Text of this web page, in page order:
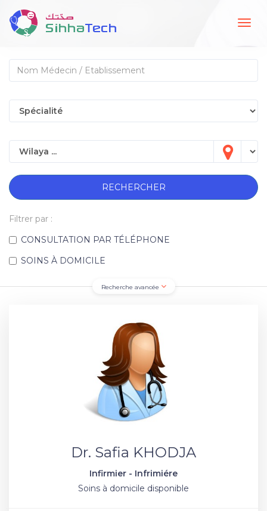
RECHERCHER
Filtrer par :
CONSULTATION PAR TÉLÉPHONE
SOINS À DOMICILE
Recherche avancée
Dr. Safia KHODJA
Infirmier - Infrimiére
Soins à domicile disponible